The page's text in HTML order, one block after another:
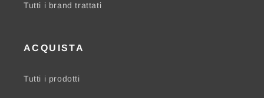
Tutti i brand trattati
ACQUISTA
Tutti i prodotti